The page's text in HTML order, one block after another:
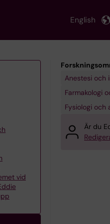
English
vid
Anestesi och
Farmakologi
Fysiologi och
Är du